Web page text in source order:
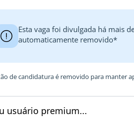
Esta vaga foi divulgada há mais
automaticamente removido*
de candidatura é removido para manter
usuário premium...